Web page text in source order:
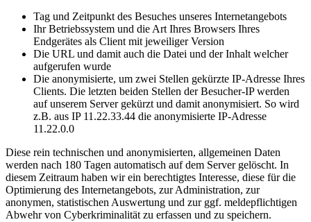
Tag und Zeitpunkt des Besuches unseres Internetangebots
Ihr Betriebssystem und die Art Ihres Browsers Ihres
Endgerätes als Client mit jeweiliger Version
Die URL und damit auch die Datei und der Inhalt welcher
aufgerufen wurde
Die anonymisierte, um zwei Stellen gekürzte IP-Adresse Ihres
Clients. Die letzten beiden Stellen der Besucher-IP werden
auf unserem Server gekürzt und damit anonymisiert. So wird
z.B. aus IP 11.22.33.44 die anonymisierte IP-Adresse
11.22.0.0
Diese rein technischen und anonymisierten, allgemeinen Daten
werden nach 180 Tagen automatisch auf dem Server gelöscht. In
diesem Zeitraum haben wir ein berechtigtes Interesse, diese für die
Optimierung des Internetangebots, zur Administration, zur
anonymen, statistischen Auswertung und zur ggf. meldepflichtigen
Abwehr von Cyberkriminalität zu erfassen und zu speichern.